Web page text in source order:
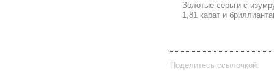
Золотые серьги с
1,81 карат и
Поделитесь ссылочкой: